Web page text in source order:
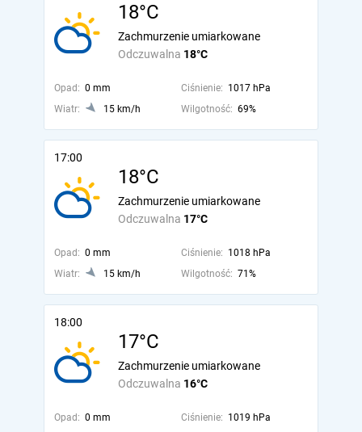
18°C
Odczuwalna 18°C
Zachmurzenie umiarkowane
Opad: 0 mm Ciśnienie: 1017 hPa
Wiatr:
15 km/h Wilgotność: 69%
17:00
18°C
Odczuwalna 17°C
Zachmurzenie umiarkowane
Opad: 0 mm Ciśnienie: 1018 hPa
Wiatr:
15 km/h Wilgotność: 71%
18:00
17°C
Odczuwalna 16°C
Zachmurzenie umiarkowane
Opad: 0 mm Ciśnienie: 1019 hPa